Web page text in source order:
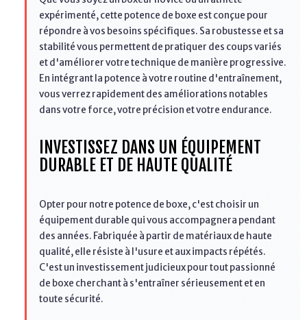
expérimenté, cette potence de boxe est conçue pour
répondre à vos besoins spécifiques. Sa robustesse et sa
stabilité vous permettent de pratiquer des coups variés
et d'améliorer votre technique de manière progressive.
En intégrant la potence à votre routine d'entraînement,
vous verrez rapidement des améliorations notables
dans votre force, votre précision et votre endurance.
INVESTISSEZ DANS UN ÉQUIPEMENT
DURABLE ET DE HAUTE QUALITÉ
Opter pour notre potence de boxe, c'est choisir un
équipement durable qui vous accompagnera pendant
des années. Fabriquée à partir de matériaux de haute
qualité, elle résiste à l'usure et aux impacts répétés.
C'est un investissement judicieux pour tout passionné
de boxe cherchant à s'entraîner sérieusement et en
toute sécurité.